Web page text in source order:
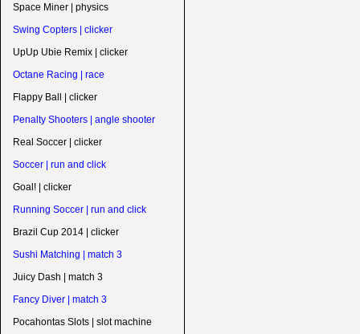
Space Miner | physics
Swing Copters | clicker
UpUp Ubie Remix | clicker
Octane Racing | race
Flappy Ball | clicker
Penalty Shooters | angle shooter
Real Soccer | clicker
Soccer | run and click
Goal! | clicker
Running Soccer | run and click
Brazil Cup 2014 | clicker
Sushi Matching | match 3
Juicy Dash | match 3
Fancy Diver | match 3
Pocahontas Slots | slot machine